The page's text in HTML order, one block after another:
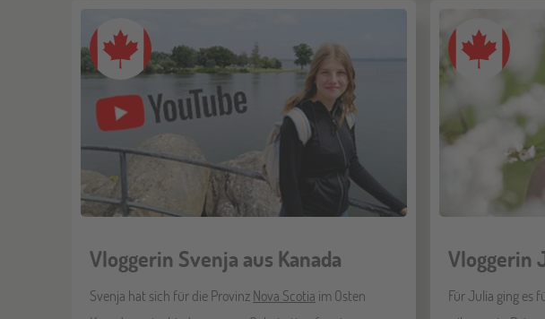
Vloggerin Svenja aus Kanada
Svenja hat sich für die ProvinzNova Scotia im Osten
Vloggerin
Für Julia ging es